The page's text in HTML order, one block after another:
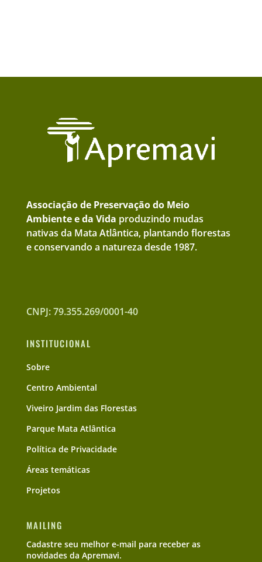
Associação de Preservação do Meio
Ambiente e da Vida produzindo mudas
nativas da Mata Atlântica, plantando florestas
e conservando a natureza desde 1987.
CNPJ: 79.355.269/0001-40
INSTITUCIONAL
Sobre
Centro Ambiental
Viveiro Jardim das Florestas
Parque Mata Atlântica
Política de Privacidade
Áreas temáticas
Projetos
MAILING
Cadastre seu melhor e-mail para receber as
novidades da Apremavi.